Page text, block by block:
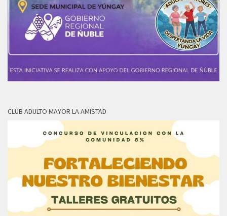
CLUB ADULTO MAYOR LA AMISTAD